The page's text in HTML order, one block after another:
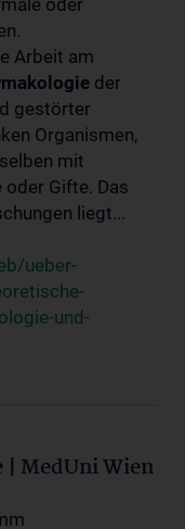
oder
Arbeit am
der
gestörter
Organismen,
mit
Gifte. Das
liegt...
ueber-
und-
MedUni Wien